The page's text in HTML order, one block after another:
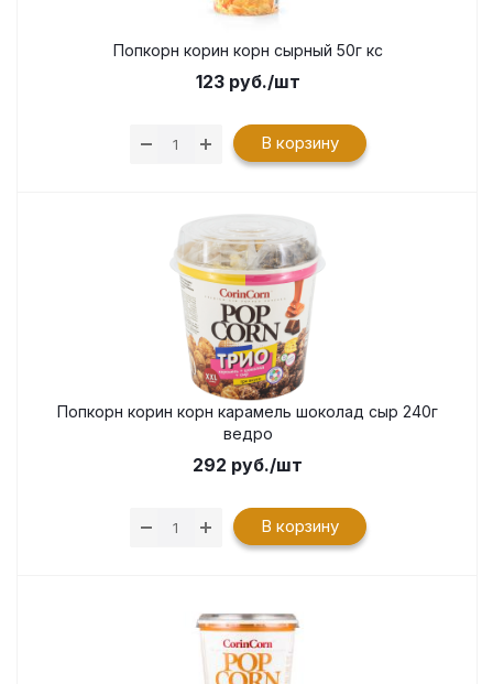
Попкорн корин корн сырный 50г кс
123руб./шт
В корзину
Попкорн корин корн карамель шоколад сыр 240г
ведро
292 руб./шт
В корзину